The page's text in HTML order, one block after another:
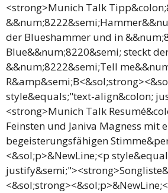
<strong>Munich Talk
der Blueshammer und in
Blue&&num;8220&semi; steckt
&&num;8222&semi;Tell
style&equals;"text-align&colon;
<strong>Munich Talk
Feinsten und Janiva Magness mit
begeisterungsfähigen
<&sol;p>&NewLine;<p